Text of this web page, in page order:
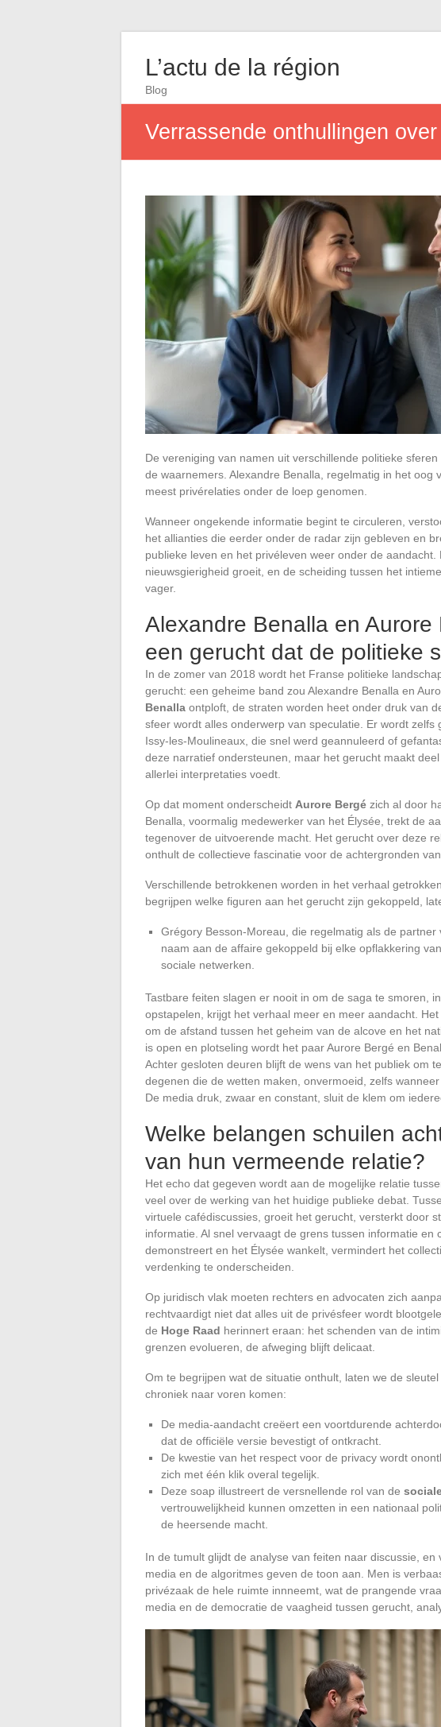
L’actu de la région
Blog
Verrassende onthullingen
De vereniging van namen uit verschillende politieke
de waarnemers. Alexandre Benalla, regelmatig in het oog
meest privérelaties onder de loep genomen.
Wanneer ongekende informatie begint te circuleren,
het allianties die eerder onder de radar zijn gebleven en
publieke leven en het privéleven weer onder de
nieuwsgierigheid groeit, en de scheiding tussen het
vager.
Alexandre Benalla en
een gerucht dat de politieke
In de zomer van 2018 wordt het Franse politieke
gerucht: een geheime band zou Alexandre Benalla en
Benalla ontploft, de straten worden heet onder druk van
sfeer wordt alles onderwerp van speculatie. Er wordt
Issy-les-Moulineaux, die snel werd geannuleerd of
deze narratief ondersteunen, maar het gerucht maakt
allerlei interpretaties voedt.
Op dat moment onderscheidt Aurore Bergé zich al door
Benalla, voormalig medewerker van het Élysée, trekt de
tegenover de uitvoerende macht. Het gerucht over deze
onthult de collectieve fascinatie voor de achtergronden
Verschillende betrokkenen worden in het verhaal
begrijpen welke figuren aan het gerucht zijn gekoppeld,
Grégory Besson-Moreau, die regelmatig als de
naam aan de affaire gekoppeld bij elke opflakkering
sociale netwerken.
Tastbare feiten slagen er nooit in om de saga te smoren,
opstapelen, krijgt het verhaal meer en meer aandacht.
om de afstand tussen het geheim van de alcove en het
is open en plotseling wordt het paar Aurore Bergé en
Achter gesloten deuren blijft de wens van het publiek om
degenen die de wetten maken, onvermoeid, zelfs
De media druk, zwaar en constant, sluit de klem om
Welke belangen schuilen
van hun vermeende relatie?
Het echo dat gegeven wordt aan de mogelijke relatie
veel over de werking van het huidige publieke debat.
virtuele cafédiscussies, groeit het gerucht, versterkt door
informatie. Al snel vervaagt de grens tussen informatie en
demonstreert en het Élysée wankelt, vermindert het
verdenking te onderscheiden.
Op juridisch vlak moeten rechters en advocaten zich
rechtvaardigt niet dat alles uit de privésfeer wordt
de Hoge Raad herinnert eraan: het schenden van de
grenzen evolueren, de afweging blijft delicaat.
Om te begrijpen wat de situatie onthult, laten we de
chroniek naar voren komen:
De media-aandacht creëert een voortdurende
dat de officiële versie bevestigt of ontkracht.
De kwestie van het respect voor de privacy wordt
zich met één klik overal tegelijk.
Deze soap illustreert de versnellende rol van de
vertrouwelijkheid kunnen omzetten in een nationaal
de heersende macht.
In de tumult glijdt de analyse van feiten naar discussie,
media en de algoritmes geven de toon aan. Men is
privézaak de hele ruimte innneemt, wat de prangende
media en de democratie de vaagheid tussen gerucht,